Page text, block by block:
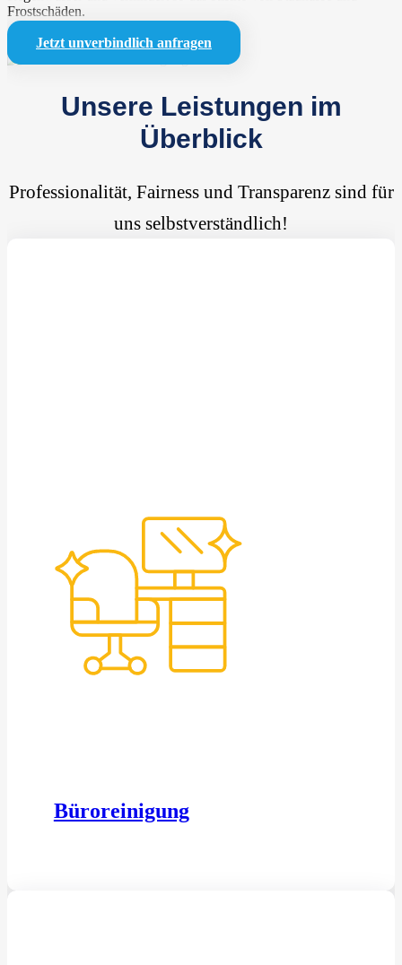
Frostschäden.
Jetzt unverbindlich anfragen
Unsere Leistungen im
Überblick
Professionalität, Fairness und Transparenz sind für
uns selbstverständlich!
Büroreinigung